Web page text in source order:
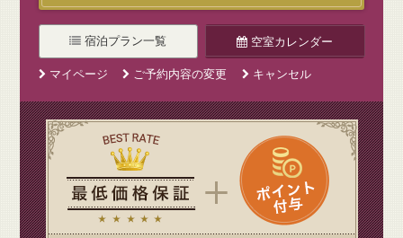
宿泊プラン一覧
空室カレンダー
マイページ ご予約内容の変更 キャンセル